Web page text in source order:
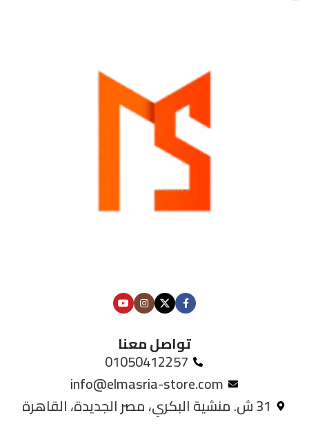
تواصل معنا
01050412257
info@elmasria-store.com
31 ش. منشية البكري، مصر الجديدة، القاهرة